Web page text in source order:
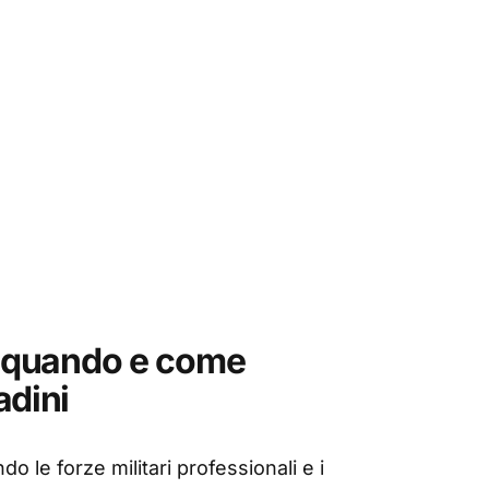
e come
le forze militari professionali e i